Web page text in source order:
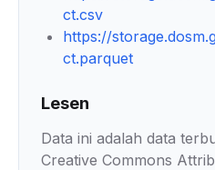
ct.csv
https://
ct.parquet
Lesen
Data ini adalah data
Creative Commons